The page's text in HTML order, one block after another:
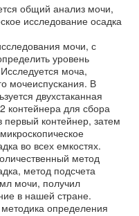
общий анализ мочи,
исследование осадка
мочи, с
уровень
моча,
мочеиспускания. В
двухстаканная
контейнера для сбора
контейнер, затем
во всех емкостях.
метод
метод подсчета
мочи, получил
в нашей стране.
определения